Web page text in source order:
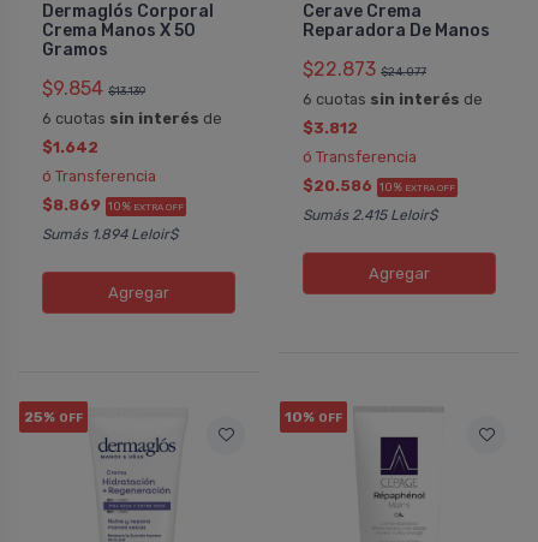
Dermaglós Corporal
Crema Manos X 50
Gramos
$9.854 $13.139
6 cuotas sin interés de
$1.642
ó Transferencia
$8.869 10% EXTRA OFF
Sumás 1.894 Leloir$
Agregar
Cerave Crema
Reparadora De Manos
$22.873 $24.077
6 cuotas sin interés de
$3.812
ó Transferencia
$20.586 10% EXTRA OFF
Sumás 2.415 Leloir$
Agregar
25% OFF 10% OFF